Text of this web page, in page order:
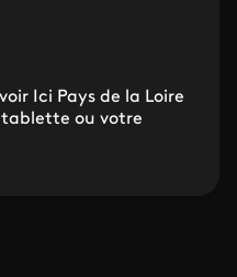
Ici Pays de la Loire
tablette ou votre